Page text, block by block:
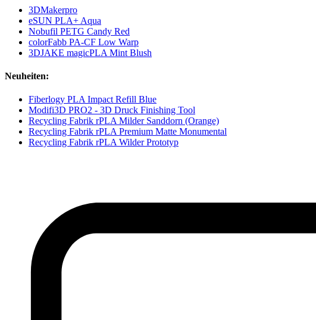
3DMakerpro
eSUN PLA+ Aqua
Nobufil PETG Candy Red
colorFabb PA-CF Low Warp
3DJAKE magicPLA Mint Blush
Neuheiten:
Fiberlogy PLA Impact Refill Blue
Modifi3D PRO2 - 3D Druck Finishing Tool
Recycling Fabrik rPLA Milder Sanddorn (Orange)
Recycling Fabrik rPLA Premium Matte Monumental
Recycling Fabrik rPLA Wilder Prototyp